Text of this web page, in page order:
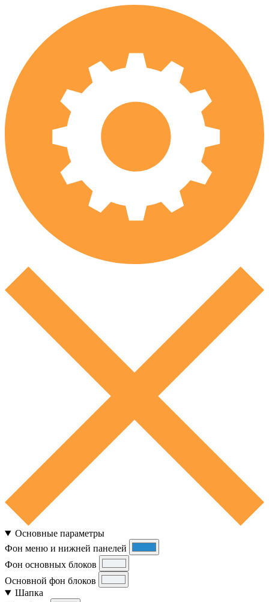
Основные параметры
Фон меню и нижней панелей
Фон основных блоков
Основной фон блоков
Шапка